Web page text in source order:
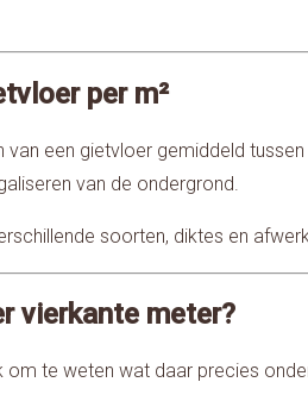
per m²
een gietvloer gemiddeld tussen
van de ondergrond.
soorten, diktes en
vierkante meter?
om te weten wat daar precies